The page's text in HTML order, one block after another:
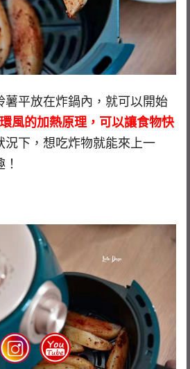
薯平放在炸鍋內，就可以開始
風的加熱原理，可以讓食物快
況下，想吃炸物就能來上一